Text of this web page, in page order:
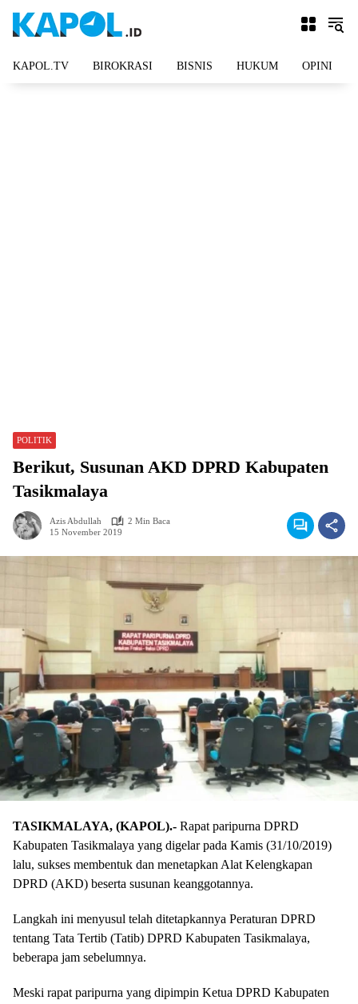
KAPOL.TV BIROKRASI BISNIS HUKUM OPINI
POLITIK
Berikut, Susunan AKD DPRD Kabupaten
Tasikmalaya
Azis Abdullah
2 Min Baca
15 November 2019
TASIKMALAYA, (KAPOL).- Rapat paripurna DPRD
Kabupaten Tasikmalaya yang digelar pada Kamis (31/10/2019)
lalu, sukses membentuk dan menetapkan Alat Kelengkapan
DPRD (AKD) beserta susunan keanggotannya.
Langkah ini menyusul telah ditetapkannya Peraturan DPRD
tentang Tata Tertib (Tatib) DPRD Kabupaten Tasikmalaya,
beberapa jam sebelumnya.
Meski rapat paripurna yang dipimpin Ketua DPRD Kabupaten